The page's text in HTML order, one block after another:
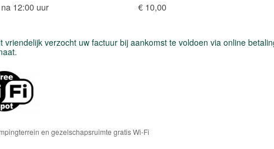
12:00 uur
€ 10,00
vriendelijk verzocht uw factuur bij aankomst te voldoen via online
en gezelschapsruimte gratis Wi-Fi